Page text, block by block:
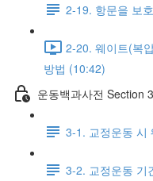
2-19. 항문을 보
2-20. 웨이트(복
방법 (10:42)
운동백과사전 Section
3-1. 교정운동 시
3-2. 교정운동 기